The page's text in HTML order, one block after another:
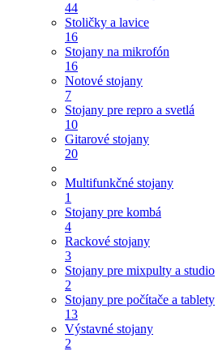
44
Stoličky a lavice
16
Stojany na mikrofón
16
Notové stojany
7
Stojany pre repro a svetlá
10
Gitarové stojany
20
Multifunkčné stojany
1
Stojany pre kombá
4
Rackové stojany
3
Stojany pre mixpulty a studio
2
Stojany pre počítače a tablety
13
Výstavné stojany
2